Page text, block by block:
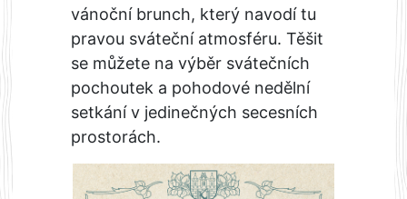
vánoční brunch, který navodí tu
pravou sváteční atmosféru. Těšit
se můžete na výběr svátečních
pochoutek a pohodové nedělní
setkání v jedinečných secesních
prostorách.